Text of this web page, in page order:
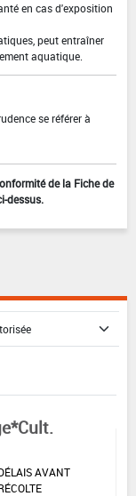
en cas d'exposition
peut entraîner
aquatique.
se référer à
de la Fiche de
dessus.
AVANT